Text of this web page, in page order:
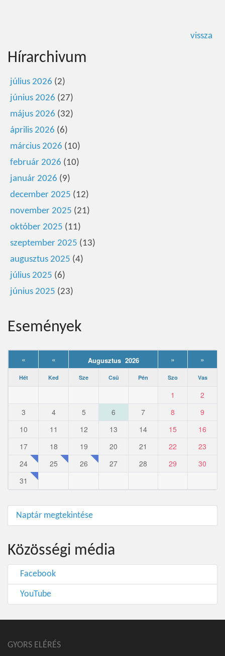
vissza
Hírarchivum
július 2026 (2)
június 2026 (27)
május 2026 (32)
április 2026 (6)
március 2026 (10)
február 2026 (10)
január 2026 (9)
december 2025 (12)
november 2025 (21)
október 2025 (11)
szeptember 2025 (13)
augusztus 2025 (4)
július 2025 (6)
június 2025 (23)
Események
« « Augusztus 2026 » »
Hét Ked Sze Csü Pén Szo Vas
1
2
3
4 5 6 7 8
9
10
11 12 13 14 15
16
17
18 19 20 21 22
23
24
25 26 27 28 29
30
31
Naptár megtekintése
Közösségi média
Facebook
YouTube
GYORS ELÉRÉS